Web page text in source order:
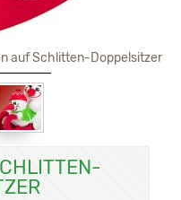
auf Schlitten-Doppelsitzer